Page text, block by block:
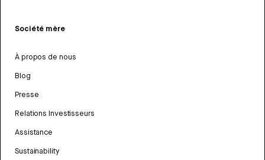
Société mère
À propos de nous
Blog
Presse
Relations Investisseurs
Assistance
Sustainability